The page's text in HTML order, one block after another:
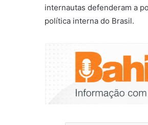
internautas defenderam a
política interna do Brasil.